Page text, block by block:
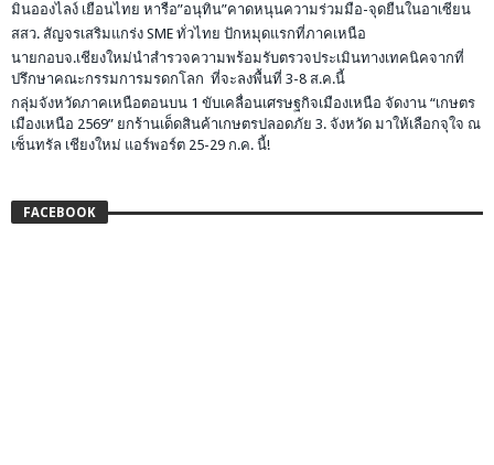
มินอองไลง์ เยือนไทย หารือ”อนุทิน”คาดหนุนความร่วมมือ-จุดยืนในอาเซียน
สสว. สัญจรเสริมแกร่ง SME ทั่วไทย ปักหมุดแรกที่ภาคเหนือ
นายกอบจ.เชียงใหม่นำสำรวจความพร้อมรับตรวจประเมินทางเทคนิคจากที่
ปรึกษาคณะกรรมการมรดกโลก ที่จะลงพื้นที่ 3-8 ส.ค.นี้
กลุ่มจังหวัดภาคเหนือตอนบน 1 ขับเคลื่อนเศรษฐกิจเมืองเหนือ จัดงาน “เกษตร
เมืองเหนือ 2569” ยกร้านเด็ดสินค้าเกษตรปลอดภัย 3. จังหวัด มาให้เลือกจุใจ ณ
เซ็นทรัล เชียงใหม่ แอร์พอร์ต 25-29 ก.ค. นี้!
FACEBOOK